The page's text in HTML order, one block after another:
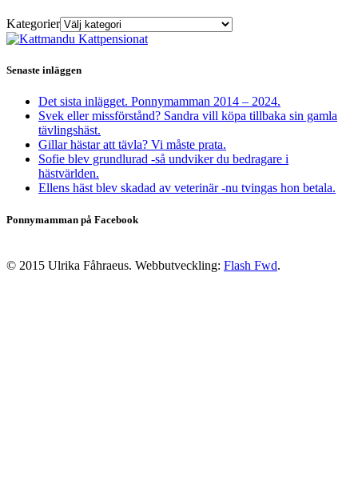
Kategorier
Senaste inläggen
Det sista inlägget. Ponnymamman 2014 – 2024.
Svek eller missförstånd? Sandra vill köpa tillbaka sin gamla
tävlingshäst.
Gillar hästar att tävla? Vi måste prata.
Sofie blev grundlurad -så undviker du bedragare i
hästvärlden.
Ellens häst blev skadad av veterinär -nu tvingas hon betala.
Ponnymamman på Facebook
© 2015 Ulrika Fåhraeus. Webbutveckling: Flash Fwd.